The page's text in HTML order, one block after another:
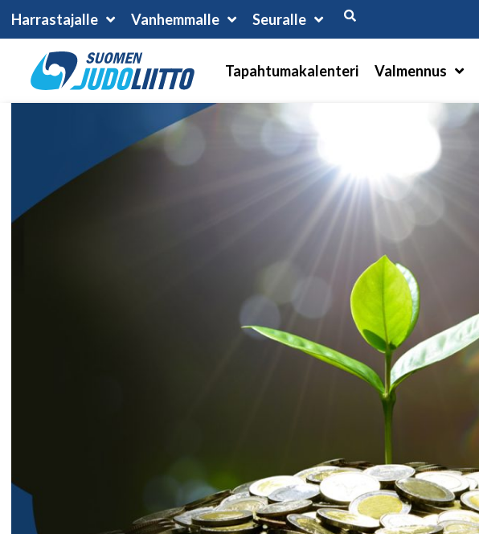
Harrastajalle Vanhemmalle Seuralle
Tapahtumakalenteri Valmennus